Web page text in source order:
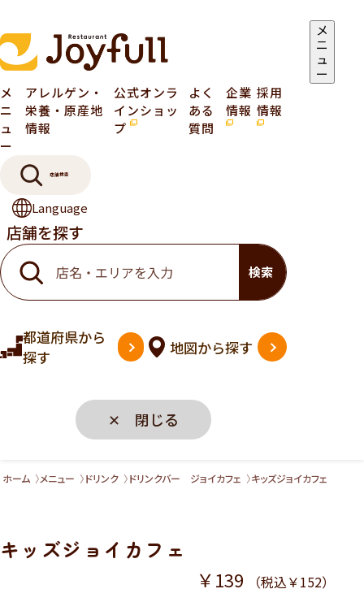
メ
ニ
ュ
ー
メ
ニ
ュ
ー
アレルゲン・
栄養・原産地
情報
公式オンラ
インショッ
プ
よく
ある
質問
企業
情報
採用
情報
店舗検索
Language
店舗を探す
検索
都道府県から
探す
地図から探す
✕ 閉じる
ホーム メニュー ドリンク ドリンクバー ジョイカフェ キッズジョイカフェ
キッズジョイカフェ
￥139 （税込￥152）